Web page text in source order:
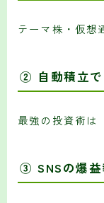
テーマ株・仮想
② 自動積立で
最強の投資術は
③ SNSの爆益